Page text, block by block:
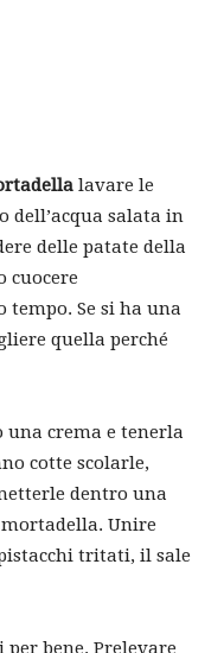
lavare le
dell’acqua salata in
delle patate della
cuocere
Se si ha una
quella perché
crema e tenerla
cotte scolarle,
dentro una
Unire
tritati, il sale
bene. Prelevare